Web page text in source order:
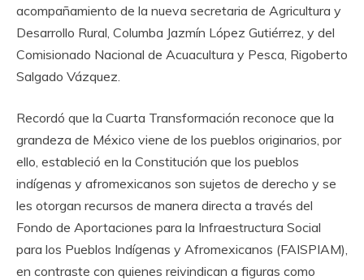
acompañamiento de la nueva secretaria de Agricultura y
Desarrollo Rural, Columba Jazmín López Gutiérrez, y del
Comisionado Nacional de Acuacultura y Pesca, Rigoberto
Salgado Vázquez.
Recordó que la Cuarta Transformación reconoce que la
grandeza de México viene de los pueblos originarios, por
ello, estableció en la Constitución que los pueblos
indígenas y afromexicanos son sujetos de derecho y se
les otorgan recursos de manera directa a través del
Fondo de Aportaciones para la Infraestructura Social
para los Pueblos Indígenas y Afromexicanos (FAISPIAM),
en contraste con quienes reivindican a figuras como